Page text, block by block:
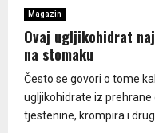
Magazin
Ovaj ugljikohidrat
na stomaku
Često se govori o tome
ugljikohidrate iz prehrane
tjestenine, krompira i